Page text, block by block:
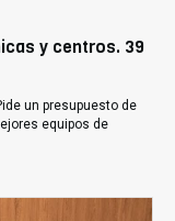
y centros. 39
un presupuesto de
equipos de